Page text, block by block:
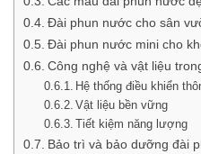
Đài phun nước cho sân
Đài phun nước mini cho
Công nghệ và vật liệu
Hệ thống điều khiển
Vật liệu bền vững
Tiết kiệm năng lượng
Bảo trì và bảo dưỡng đài